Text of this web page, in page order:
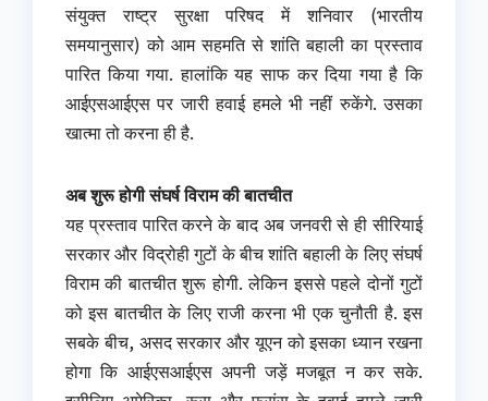
संयुक्त राष्ट्र सुरक्षा परिषद में शनिवार (भारतीय
समयानुसार) को आम सहमति से शांति बहाली का प्रस्ताव
पारित किया गया. हालांकि यह साफ कर दिया गया है कि
आईएसआईएस पर जारी हवाई हमले भी नहीं रुकेंगे. उसका
खात्मा तो करना ही है.
अब शुरू होगी संघर्ष विराम की बातचीत
यह प्रस्ताव पारित करने के बाद अब जनवरी से ही सीरियाई
सरकार और विद्रोही गुटों के बीच शांति बहाली के लिए संघर्ष
विराम की बातचीत शुरू होगी. लेकिन इससे पहले दोनों गुटों
को इस बातचीत के लिए राजी करना भी एक चुनौती है. इस
सबके बीच, असद सरकार और यूएन को इसका ध्यान रखना
होगा कि आईएसआईएस अपनी जड़ें मजबूत न कर सके.